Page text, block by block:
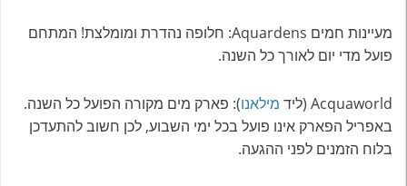
מעיינות חמים Aquardens: חלופה נהדרת ומומלצת! המתחם
פועל מדי יום לאורך כל השנה.
Acquaworld (ליד מילאנו): פארק מים מקורה הפועל כל השנה.
באפריל הפארק אינו פועל בכל ימי השבוע, לכן חשוב להתעדכן
בלוח הזמנים לפני ההגעה.